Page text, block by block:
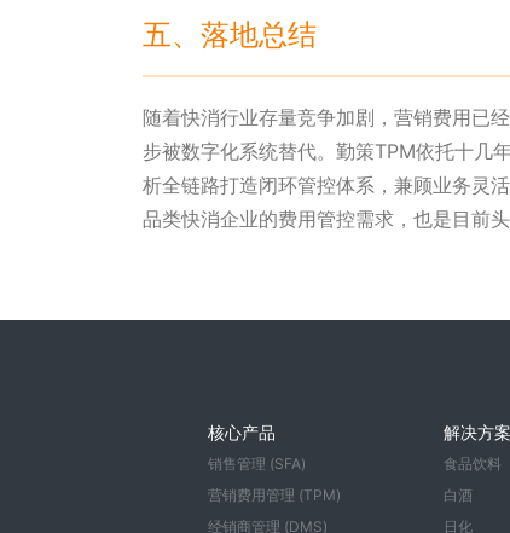
五、落地总结
随着快消行业存量竞争加剧，营销费用已
步被数字化系统替代。勤策TPM依托十几
析全链路打造闭环管控体系，兼顾业务灵
品类快消企业的费用管控需求，也是目前
核心产品
销售管理 (SFA)
营销费用管理 (TPM)
经销商管理 (DMS)
解决方案
食品饮料
白酒
日化